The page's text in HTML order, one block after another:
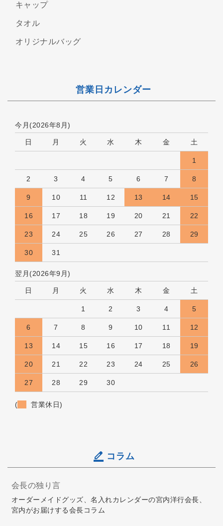
キャップ
タオル
オリジナルバッグ
営業日カレンダー
今月(2026年8月)
日 月 火 水 木 金 土
1
2 3 4 5 6 7 8
9 10 11 12 13 14 15
16 17 18 19 20 21 22
23 24 25 26 27 28 29
30 31
翌月(2026年9月)
日 月 火 水 木 金 土
1 2 3 4 5
6 7 8 9 10 11 12
13 14 15 16 17 18 19
20 21 22 23 24 25 26
27 28 29 30
( 営業休日)
コラム
会長の独り言
オーダーメイドグッズ、名入れカレンダーの宮内洋行会長、
宮内がお届けする会長コラム